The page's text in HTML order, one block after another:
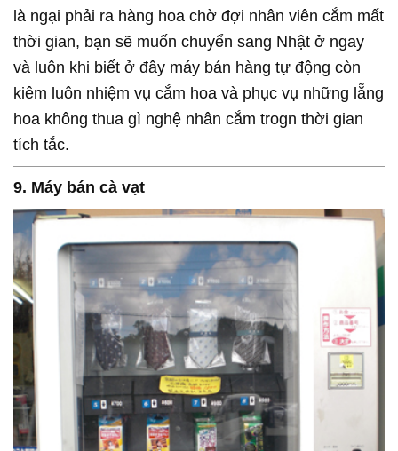
là ngại phải ra hàng hoa chờ đợi nhân viên cắm mất
thời gian, bạn sẽ muốn chuyển sang Nhật ở ngay
và luôn khi biết ở đây máy bán hàng tự động còn
kiêm luôn nhiệm vụ cắm hoa và phục vụ những lẵng
hoa không thua gì nghệ nhân cắm trogn thời gian
tích tắc.
9. Máy bán cà vạt